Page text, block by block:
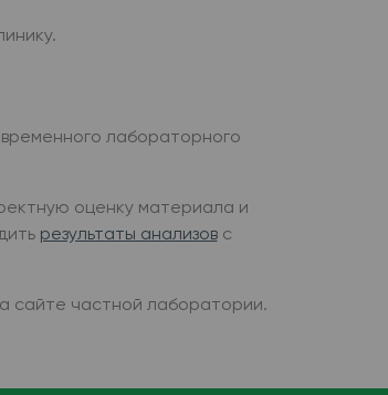
лабораторного
оценку материала и
результаты анализовс
сайте частной лаборатории.